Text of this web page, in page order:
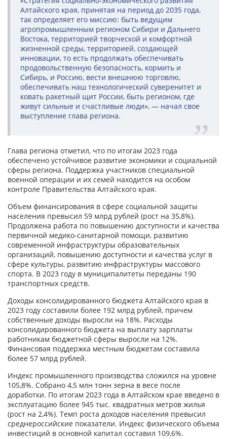
Алтайского края, принятая на период до 2035 года,
так определяет его миссию: быть ведущим
агропромышленным регионом Сибири и Дальнего
Востока, территорией творческой и комфортной
жизненной среды, территорией, создающей
инновации, то есть продолжать обеспечивать
продовольственную безопасность, кормить и
Сибирь, и Россию, вести внешнюю торговлю,
обеспечивать наш технологический суверенитет и
ковать ракетный щит России, быть регионом, где
живут сильные и счастливые люди», — начал свое
выступление глава региона.
Глава региона отметил, что по итогам 2023 года
обеспечено устойчивое развитие экономики и социальной
сферы региона. Поддержка участников специальной
военной операции и их семей находится на особом
контроле Правительства Алтайского края.
Объем финансирования в сфере социальной защиты
населения превысил 59 млрд рублей (рост на 35,8%).
Продолжена работа по повышению доступности и качества
первичной медико-санитарной помощи, развитию
современной инфраструктуры образовательных
организаций, повышению доступности и качества услуг в
сфере культуры, развитию инфраструктуры массового
спорта. В 2023 году в муниципалитеты переданы 190
транспортных средств.
Доходы консолидированного бюджета Алтайского края в
2023 году составили более 192 млрд рублей, причем
собственные доходы выросли на 18%. Расходы
консолидированного бюджета на выплату зарплаты
работникам бюджетной сферы выросли на 12%.
Финансовая поддержка местным бюджетам составила
более 57 млрд рублей.
Индекс промышленного производства сложился на уровне
105,8%. Собрано 4,5 млн тонн зерна в весе после
доработки. По итогам 2023 года в Алтайском крае введено в
эксплуатацию более 945 тыс. квадратных метров жилья
(рост на 2,4%). Темп роста доходов населения превысил
среднероссийские показатели. Индекс физического объема
инвестиций в основной капитал составил 109,6%.